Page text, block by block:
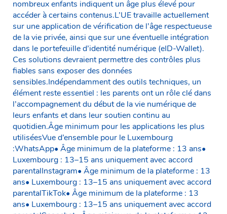
nombreux enfants indiquent un âge plus élevé pour
accéder à certains contenus.L’UE travaille actuellement
sur une application de vérification de l’âge respectueuse
de la vie privée, ainsi que sur une éventuelle intégration
dans le portefeuille d’identité numérique (eID-Wallet).
Ces solutions devraient permettre des contrôles plus
fiables sans exposer des données
sensibles.Indépendamment des outils techniques, un
élément reste essentiel : les parents ont un rôle clé dans
l’accompagnement du début de la vie numérique de
leurs enfants et dans leur soutien continu au
quotidien.Âge minimum pour les applications les plus
utiliséesVue d’ensemble pour le Luxembourg
:WhatsApp• Âge minimum de la plateforme : 13 ans•
Luxembourg : 13–15 ans uniquement avec accord
parentalInstagram• Âge minimum de la plateforme : 13
ans• Luxembourg : 13–15 ans uniquement avec accord
parentalTikTok• Âge minimum de la plateforme : 13
ans• Luxembourg : 13–15 ans uniquement avec accord